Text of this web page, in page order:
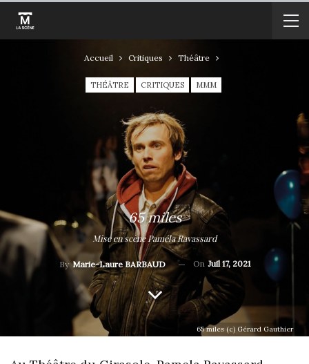
Accueil Critiques Théâtre
THÉÂTRE CRITIQUES MMM
65 miles
Mise en scène Paméla Ravassard
ByMarie-Laure BARBAUD On Juil 17, 2021
65 miles (c) Gérard Gauthier